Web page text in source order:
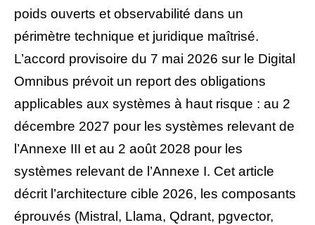
poids ouverts et observabilité dans un
périmètre technique et juridique maîtrisé.
L’accord provisoire du 7 mai 2026 sur le Digital
Omnibus prévoit un report des obligations
applicables aux systèmes à haut risque : au 2
décembre 2027 pour les systèmes relevant de
l’Annexe III et au 2 août 2028 pour les
systèmes relevant de l’Annexe I. Cet article
décrit l’architecture cible 2026, les composants
éprouvés (Mistral, Llama, Qdrant, pgvector,